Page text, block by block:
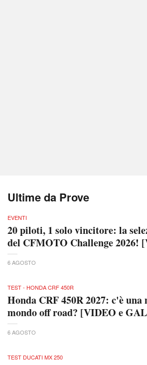
Ultime da Prove
EVENTI
20 piloti, 1 solo vincitore: la
del CFMOTO Challenge 2026!
6 AGOSTO
TEST - HONDA CRF 450R
Honda CRF 450R 2027: c'è una
mondo off road? [VIDEO e
6 AGOSTO
TEST DUCATI MX 250